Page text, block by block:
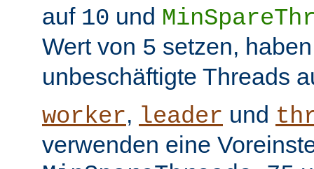
auf 10 und
Wert von 5 setzen,
unbeschäftigte Threads
worker, leader und
verwenden eine